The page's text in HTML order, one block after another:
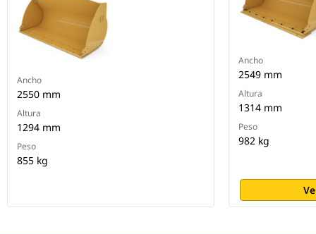
Ancho
2550 mm
Altura
1294 mm
Peso
855 kg
Ancho
2549 mm
Altura
1314 mm
Peso
982 kg